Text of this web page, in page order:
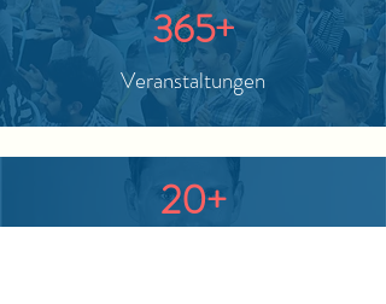
365+
Veranstaltungen
20+